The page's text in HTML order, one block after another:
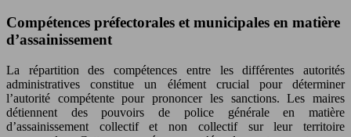
Compétences préfectorales et municipales en matière
d’assainissement
La répartition des compétences entre les différentes autorités
administratives constitue un élément crucial pour déterminer
l’autorité compétente pour prononcer les sanctions. Les maires
détiennent des pouvoirs de police générale en matière
d’assainissement collectif et non collectif sur leur territoire